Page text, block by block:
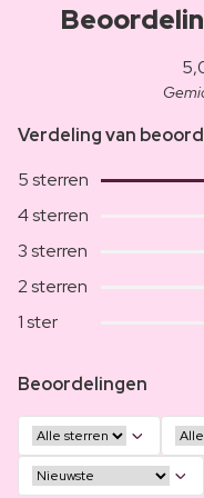
Verdeling van
5 sterren
4 sterren
3 sterren
2 sterren
1 ster
Beoordelingen